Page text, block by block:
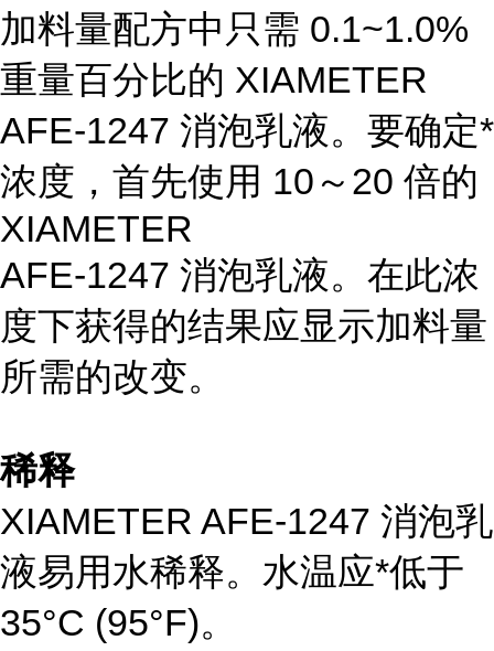
加料量配方中只需 0.1~1.0%
重量百分比的 XIAMETER
AFE-1247 消泡乳液。要确定*
浓度，首先使用 10～20 倍的
XIAMETER
AFE-1247 消泡乳液。在此浓
度下获得的结果应显示加料量
所需的改变。
稀释
XIAMETER AFE-1247 消泡乳
液易用水稀释。水温应*低于
35°C (95°F)。